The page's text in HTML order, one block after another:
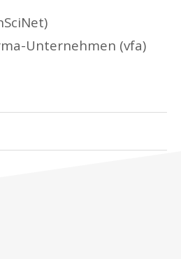
Unternehmen (vfa)